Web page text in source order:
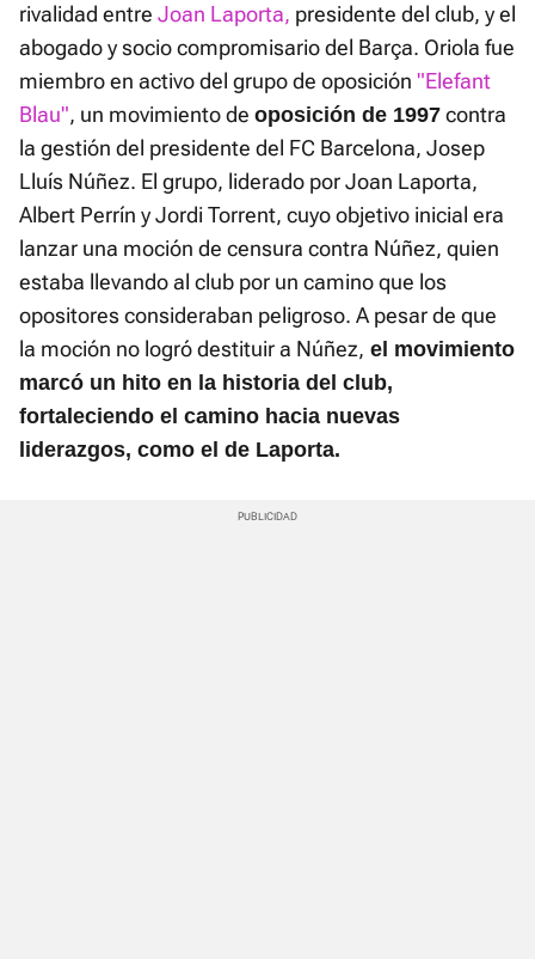
rivalidad entre Joan Laporta, presidente del club, y el
abogado y socio compromisario del Barça. Oriola fue
miembro en activo del grupo de oposición "Elefant
Blau", un movimiento de oposición de 1997 contra
la gestión del presidente del FC Barcelona, Josep
Lluís Núñez. El grupo, liderado por Joan Laporta,
Albert Perrín y Jordi Torrent, cuyo objetivo inicial era
lanzar una moción de censura contra Núñez, quien
estaba llevando al club por un camino que los
opositores consideraban peligroso. A pesar de que
la moción no logró destituir a Núñez, el movimiento
marcó un hito en la historia del club,
fortaleciendo el camino hacia nuevas
liderazgos, como el de Laporta.